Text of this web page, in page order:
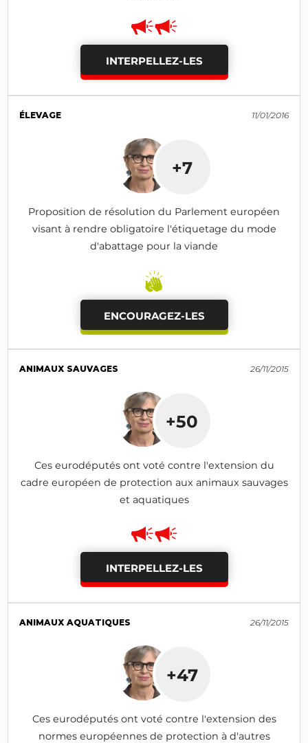
INTERPELLEZ-LES
ÉLEVAGE 11/01/2016
+7
Proposition de résolution du Parlement européen
visant à rendre obligatoire l'étiquetage du mode
d'abattage pour la viande
ENCOURAGEZ-LES
ANIMAUX SAUVAGES 26/11/2015
+50
Ces eurodéputés ont voté contre l'extension du
cadre européen de protection aux animaux sauvages
et aquatiques
INTERPELLEZ-LES
ANIMAUX AQUATIQUES 26/11/2015
+47
Ces eurodéputés ont voté contre l'extension des
normes européennes de protection à d'autres